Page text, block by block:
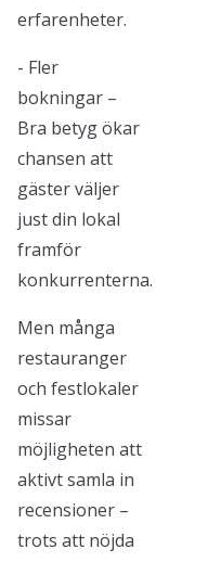
erfarenheter.
- Fler
bokningar –
Bra betyg ökar
chansen att
gäster väljer
just din lokal
framför
konkurrenterna.
Men många
restauranger
och festlokaler
missar
möjligheten att
aktivt samla in
recensioner –
trots att nöjda